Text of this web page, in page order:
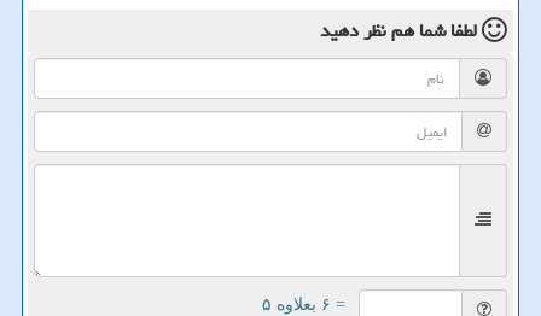
لطفا شما همنظر دهید
= ۶ بعلاوه ۵